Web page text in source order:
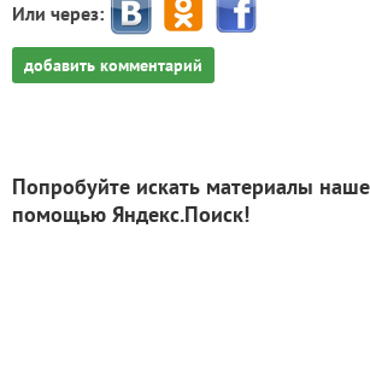
Или через:
добавить комментарий
Попробуйте искать материалы
помощью Яндекс.Поиск!